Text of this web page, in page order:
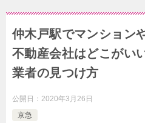
仲木戸駅でマンション
不動産会社はどこがい
業者の見つけ方
公開日： 2020年3月26日
京急